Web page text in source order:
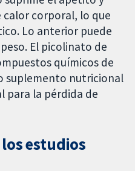
corporal, lo que
Lo anterior puede
El picolinato de
químicos de
suplemento nutricional
para la pérdida de
estudios